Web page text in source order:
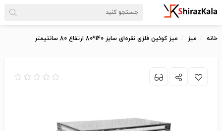
خانه میز میز کوئین فلزی نقره‌ای سایز 140*80 ارتفاع 80 سانتیمتر